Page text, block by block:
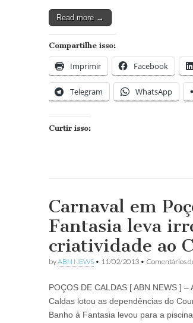
Read more →
Compartilhe isso:
Imprimir Facebook
Telegram WhatsApp
Curtir isso:
Carnaval em
Fantasia leva
criatividade ao
byABN NEWS • 11/02/2013 • Comentários
POÇOS DE CALDAS [ ABN NEWS ]
Caldas lotou as dependências do
Banho à Fantasia levou para a